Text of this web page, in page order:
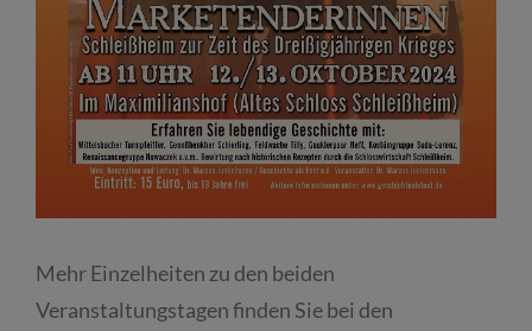
Mehr Einzelheiten zu den beiden
Veranstaltungstagen finden Sie bei den